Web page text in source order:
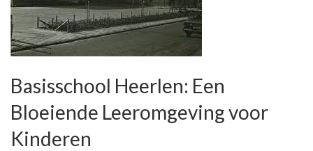
Basisschool Heerlen: Een
Bloeiende Leeromgeving voor
Kinderen